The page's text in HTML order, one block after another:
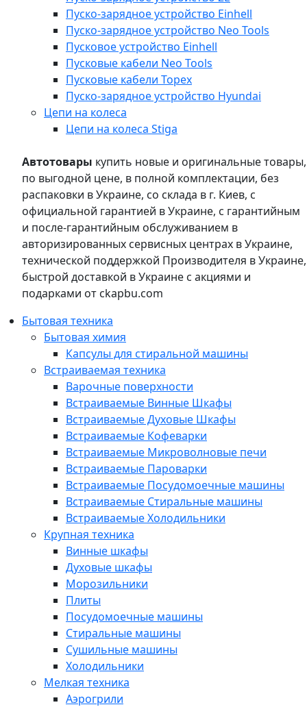
Пуско-зарядное устройство Einhell
Пуско-зарядное устройство Neo Tools
Пусковое устройство Einhell
Пусковые кабели Neo Tools
Пусковые кабели Topex
Пуско-зарядное устройство Hyundai
Цепи на колеса
Цепи на колеса Stiga
Автотовары купить новые и оригинальные товары,
по выгодной цене, в полной комплектации, без
распаковки в Украине, со склада в г. Киев, с
официальной гарантией в Украине, с гарантийным
и после-гарантийным обслуживанием в
авторизированных сервисных центрах в Украине,
технической поддержкой Производителя в Украине,
быстрой доставкой в Украине с акциями и
подарками от ckapbu.com
Бытовая техника
Бытовая химия
Капсулы для стиральной машины
Встраиваемая техника
Варочные поверхности
Встраиваемые Винные Шкафы
Встраиваемые Духовые Шкафы
Встраиваемые Кофеварки
Встраиваемые Микроволновые печи
Встраиваемые Пароварки
Встраиваемые Посудомоечные машины
Встраиваемые Стиральные машины
Встраиваемые Холодильники
Крупная техника
Винные шкафы
Духовые шкафы
Морозильники
Плиты
Посудомоечные машины
Стиральные машины
Сушильные машины
Холодильники
Мелкая техника
Аэрогрили